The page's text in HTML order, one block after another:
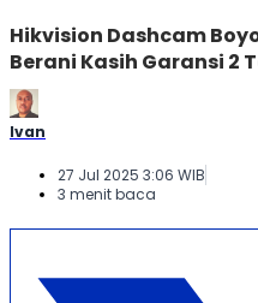
Hikvision Dashcam
Berani Kasih Garansi 2
Ivan
27 Jul 2025 3:06 WIB
3 menit baca